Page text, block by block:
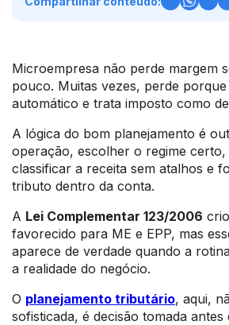
Microempresa não perde margem
pouco. Muitas vezes, perde
automático e trata imposto como
A lógica do bom planejamento é
operação, escolher o regime certo,
classificar a receita sem atalhos e
tributo dentro da conta.
A Lei Complementar 123/2006
favorecido para ME e EPP, mas
aparece de verdade quando a
a realidade do negócio.
O planejamento tributário, aqui,
sofisticada, é decisão tomada